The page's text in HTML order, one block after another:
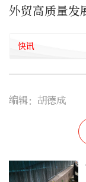
外贸高质量发
快讯
编辑：胡德成